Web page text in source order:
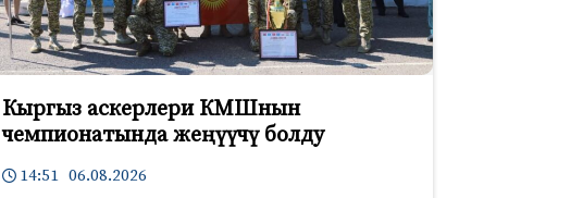
Кыргыз аскерлери КМШнын
чемпионатында жеңүүчү болду
14:51 06.08.2026